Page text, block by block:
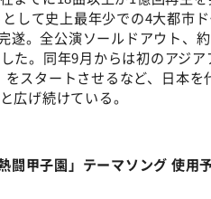
して史上最年少での4大都市
遂。全公演ソールドアウト、
た。同年9月からは初のアジ
をスタートさせるなど、日本
広げ続けている。
甲子園」テーマソング 使用予